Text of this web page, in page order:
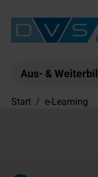
Aus- &
Start / e-Learning